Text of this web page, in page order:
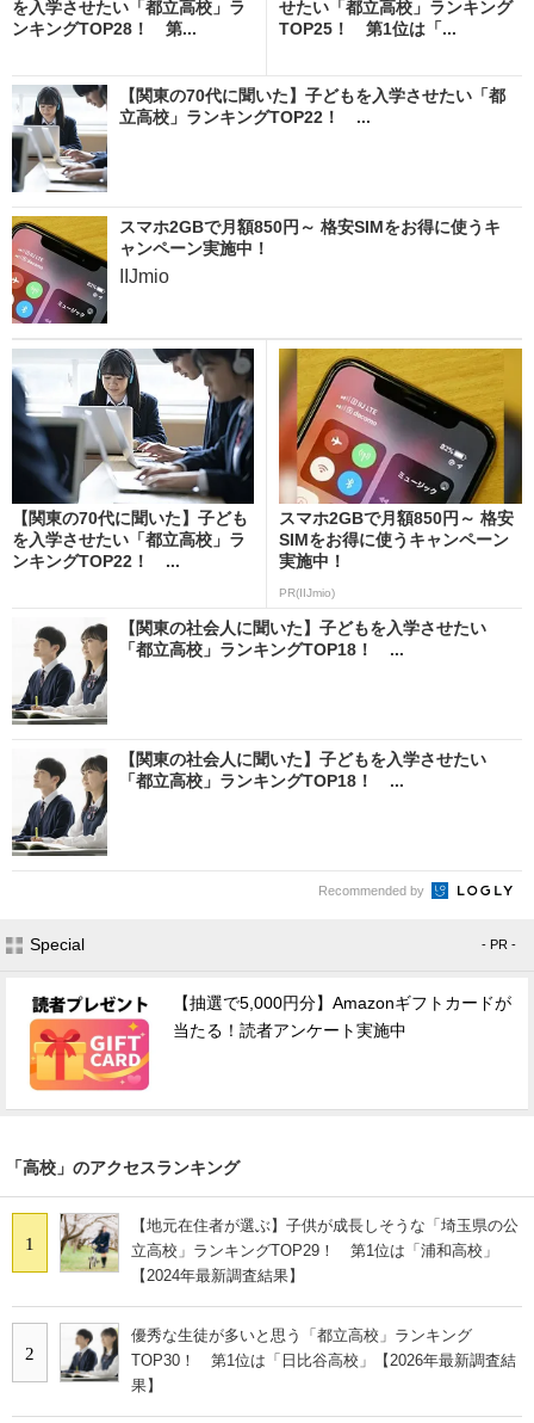
を入学させたい「都立高校」ラ
ンキングTOP28！ 第...
せたい「都立高校」ランキング
TOP25！ 第1位は「...
【関東の70代に聞いた】子どもを入学させたい「都
立高校」ランキングTOP22！ ...
スマホ2GBで月額850円～ 格安SIMをお得に使うキ
ャンペーン実施中！
IIJmio
【関東の70代に聞いた】子ども
を入学させたい「都立高校」ラ
ンキングTOP22！ ...
スマホ2GBで月額850円～ 格安
SIMをお得に使うキャンペーン
実施中！
PR(IIJmio)
【関東の社会人に聞いた】子どもを入学させたい
「都立高校」ランキングTOP18！ ...
【関東の社会人に聞いた】子どもを入学させたい
「都立高校」ランキングTOP18！ ...
Recommended by
Special - PR -
【抽選で5,000円分】Amazonギフトカードが
当たる！読者アンケート実施中
「高校」のアクセスランキング
1
【地元在住者が選ぶ】子供が成長しそうな「埼玉県の公
立高校」ランキングTOP29！ 第1位は「浦和高校」
【2024年最新調査結果】
2
優秀な生徒が多いと思う「都立高校」ランキング
TOP30！ 第1位は「日比谷高校」【2026年最新調査結
果】